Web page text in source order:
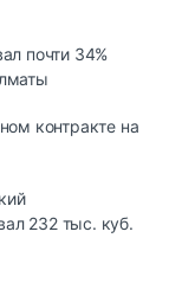
почти 34%
контракте на
232 тыс. куб.